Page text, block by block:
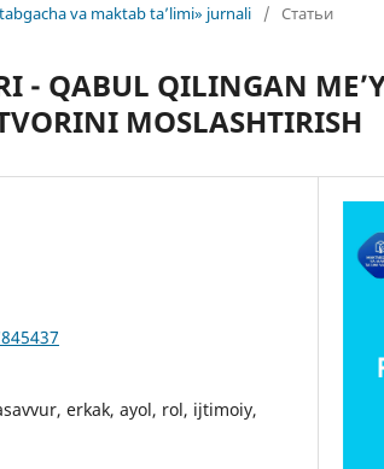
va maktab ta’limi» jurnali / Статьи
- QABUL QILINGAN
MOSLASHTIRISH
erkak, ayol, rol, ijtimoiy,